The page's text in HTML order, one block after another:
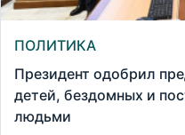
ПОЛИТИКА
Президент одобрил
детей, бездомных и
людьми